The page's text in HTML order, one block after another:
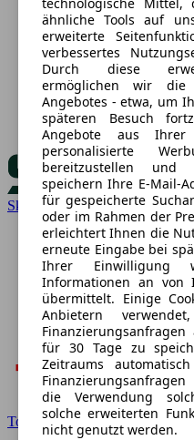
ähnliche Tools auf
erweiterte
verbessertes
Durch diese
ermöglichen wir die
Angebotes - etwa, um
späteren Besuch
Angebote aus
personalisierte
bereitzustellen und
speichern Ihre E-Mail-
für gespeicherte
oder im Rahmen der
erleichtert Ihnen die
erneute Eingabe bei
Ihrer Einwilligung
Informationen an von
übermittelt. Einige
Anbietern
für 30 Tage zu
Zeitraums
die Verwendung
solche erweiterten
nicht genutzt werden.
Skoda
Toyota